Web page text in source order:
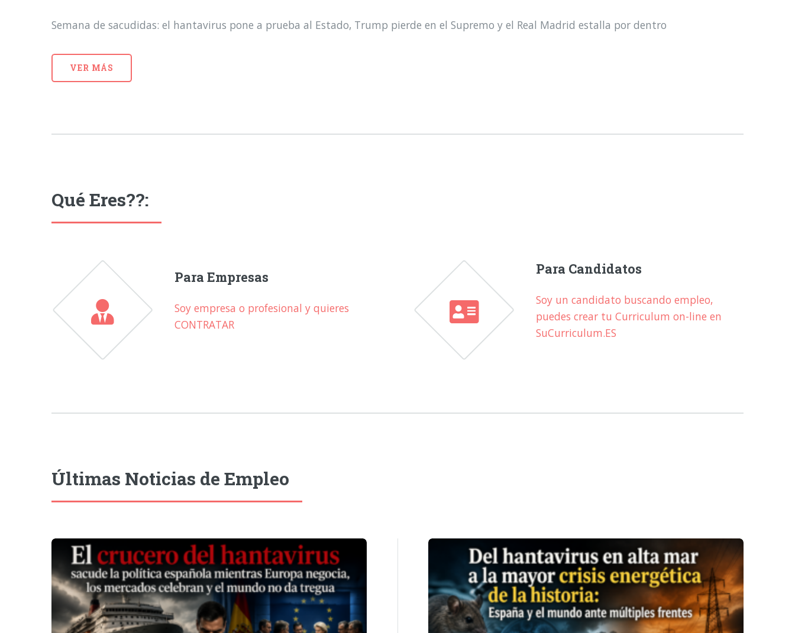
Semana de sacudidas: el hantavirus pone a prueba al Estado, Trump pierde en el Supremo y el Real Madrid estalla por dentro
VER MÁS
Qué Eres??:
Para Empresas
Soy empresa o profesional y quieres
CONTRATAR
Para Candidatos
Soy un candidato buscando empleo,
puedes crear tu Curriculum on-line en
SuCurriculum.ES
Últimas Noticias de Empleo